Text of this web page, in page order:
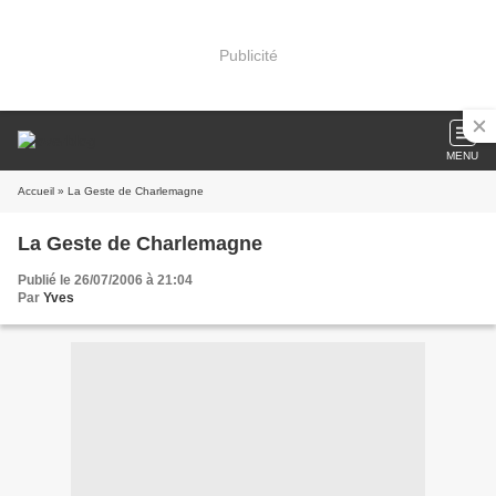
Publicité
MENU
Accueil » La Geste de Charlemagne
La Geste de Charlemagne
Publié le 26/07/2006 à 21:04
Par Yves